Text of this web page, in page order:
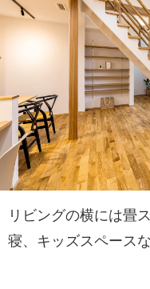
リビングの横には畳
寝、キッズスペース